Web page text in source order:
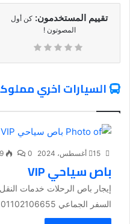
تقييم المستخدمون: كن أول
المصوتون !
السيارات اخري
15 أغسطس، 2024 0
باص سياحي VIP
إيجار باص الرحلات خدمات
السفر الجماعي 01102106655 والاستمتاع بالرحلات العائلية أو...